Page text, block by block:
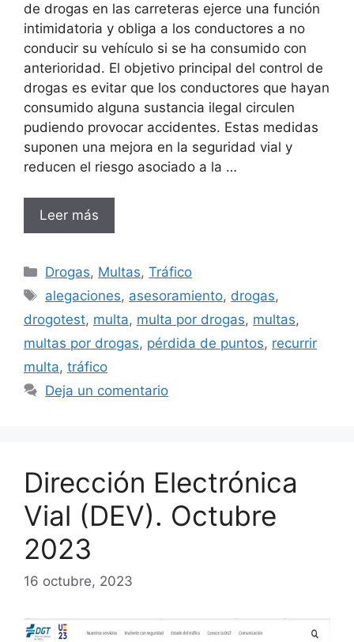
de drogas en las carreteras ejerce una función
intimidatoria y obliga a los conductores a no
conducir su vehículo si se ha consumido con
anterioridad. El objetivo principal del control de
drogas es evitar que los conductores que hayan
consumido alguna sustancia ilegal circulen
pudiendo provocar accidentes. Estas medidas
suponen una mejora en la seguridad vial y
reducen el riesgo asociado a la …
Leer más
Categorías
Drogas, Multas,Tráfico
Etiquetas
alegaciones, asesoramiento, drogas,
drogotest, multa, multa por drogas, multas,
multas por drogas, pérdida de puntos, recurrir
multa, tráfico
Deja un comentario
Dirección Electrónica
Vial (DEV). Octubre
2023
16 octubre, 2023